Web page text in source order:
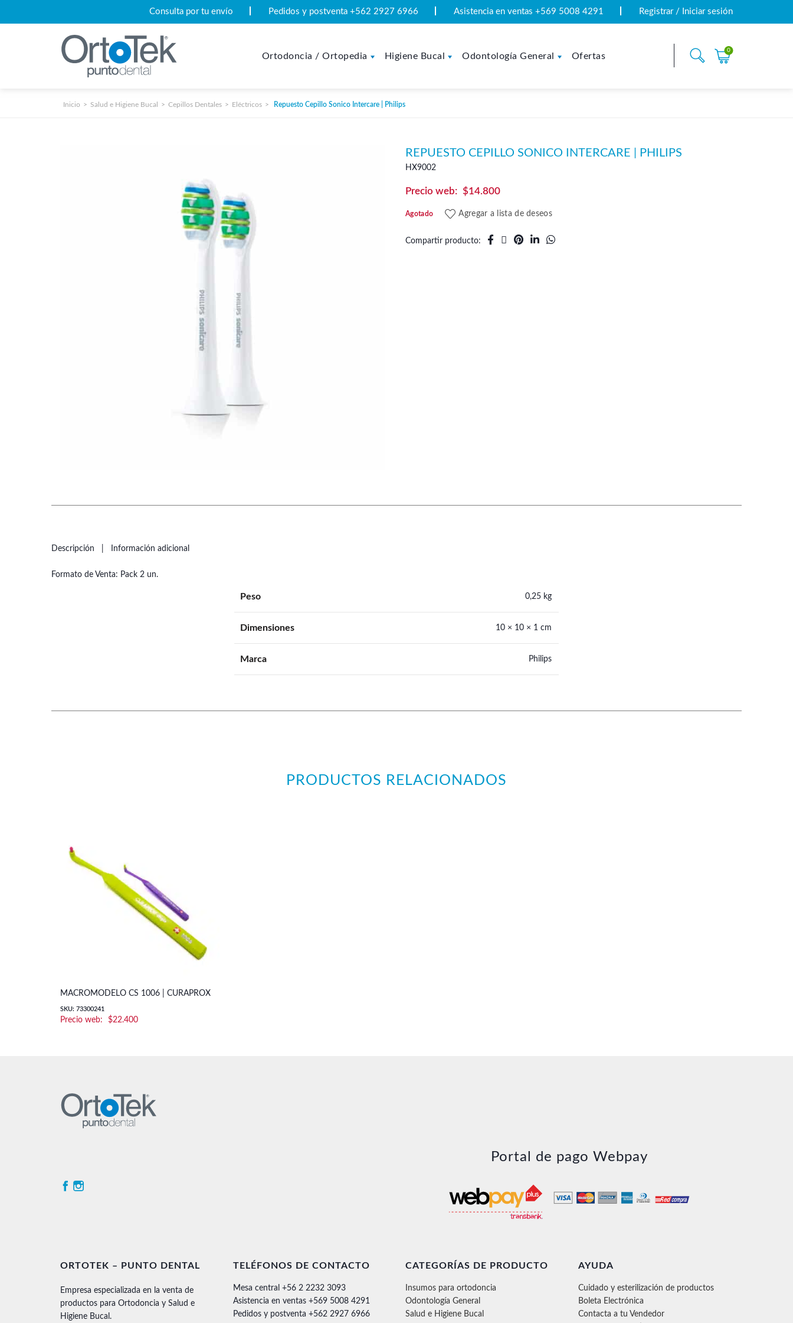
Consulta por tu envío Pedidos y postventa +562 2927 6966 Asistencia en ventas +569 5008 4291 Registrar / Iniciar sesión
Ortodoncia / Ortopedia Higiene Bucal Odontología General Ofertas
0
Inicio Salud e Higiene Bucal Cepillos Dentales Eléctricos Repuesto Cepillo Sonico Intercare | Philips
REPUESTO CEPILLO SONICO INTERCARE | PHILIPS
HX9002
$14.800
Agotado Agregar a lista de deseos
Compartir producto
Descripción Información adicional
Formato de Venta: Pack 2 un.
Peso 0,25 kg
Dimensiones 10 × 10 × 1 cm
Marca Philips
PRODUCTOS RELACIONADOS
MACROMODELO CS 1006 | CURAPROX
SKU: 73300241
$22.400
Portal de pago Webpay
ORTOTEK – PUNTO DENTAL
Empresa especializada en la venta de
productos para Ortodoncia y Salud e
Higiene Bucal.
TELÉFONOS DE CONTACTO
Mesa central +56 2 2232 3093
Asistencia en ventas +569 5008 4291
Pedidos y postventa +562 2927 6966
CATEGORÍAS DE PRODUCTO
Insumos para ortodoncia
Odontología General
Salud e Higiene Bucal
AYUDA
Cuidado y esterilización de productos
Boleta Electrónica
Contacta a tu Vendedor